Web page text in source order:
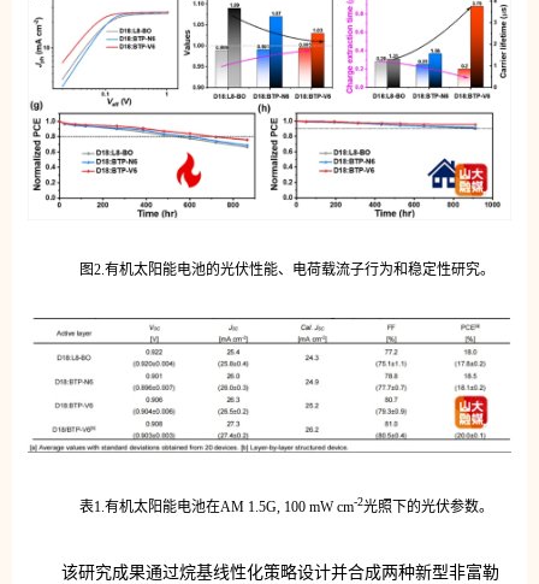
图2.有机太阳能电池的光伏性能、电荷载流子行为和稳定性研究。
表1.有机太阳能电池在AM 1.5G, 100 mW cm-2光照下的光伏参数。
该研究成果通过烷基线性化策略设计并合成两种新型非富勒